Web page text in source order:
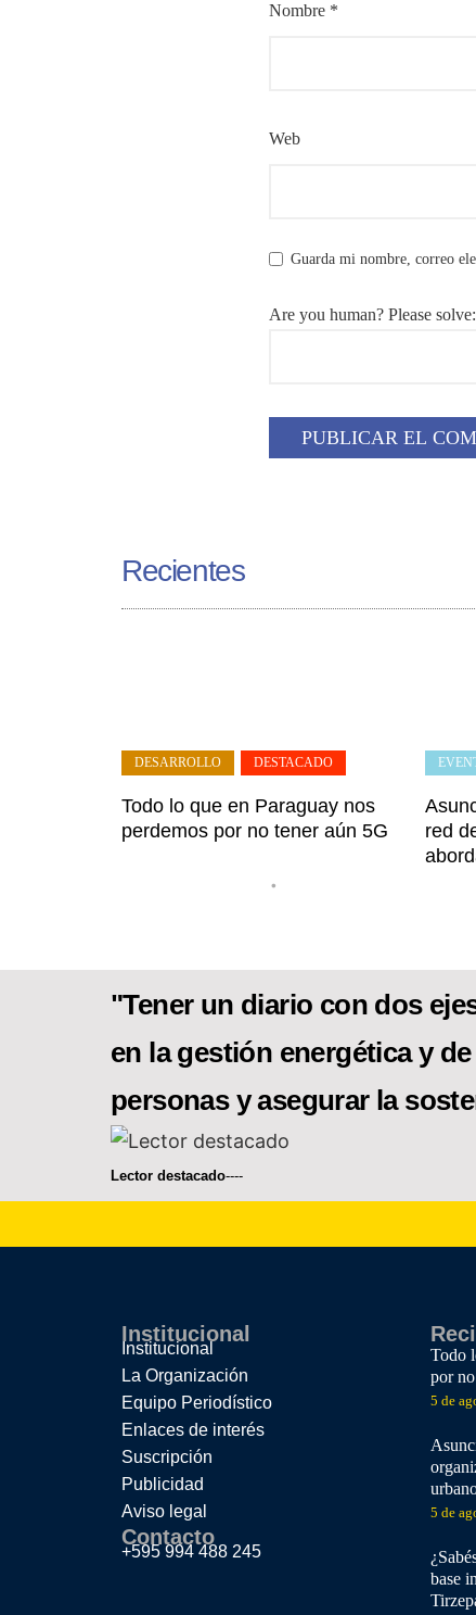
Nombre *
Web
Guarda mi nombre, correo
Are you human? Please solve:
Recientes
Todo lo que en Paraguay nos
perdemos por no tener aún 5G
•
DESARROLLO DESTACADO
red
"Tener un diario con dos
en la gestión energética y
personas y asegurar la
Lector destacado----
Institucional
Institucional
La Organización
Equipo Periodístico
Enlaces de interés
Suscripción
Publicidad
Aviso legal
Contacto
+595 994 488 245
Todo
por
5 de
5 de
base